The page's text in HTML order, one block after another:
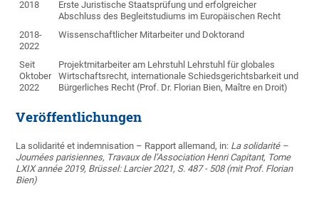
2018
Erste Juristische Staatsprüfung und erfolgreicher
Abschluss des Begleitstudiums im Europäischen Recht
2018-
2022
Wissenschaftlicher Mitarbeiter und Doktorand
Seit
Oktober
2022
Projektmitarbeiter am Lehrstuhl Lehrstuhl für globales
Wirtschaftsrecht, internationale Schiedsgerichtsbarkeit und
Bürgerliches Recht (Prof. Dr. Florian Bien, Maître en Droit)
Veröffentlichungen
La solidarité et indemnisation – Rapport allemand, in: La solidarité –
Journées parisiennes, Travaux de l’Association Henri Capitant, Tome
LXIX année 2019, Brüssel: Larcier2021, S. 487 - 508 (mit Prof. Florian
Bien)